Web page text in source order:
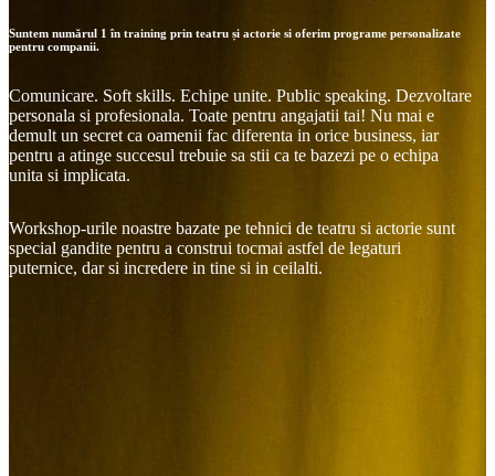
Suntem numărul 1 în training prin teatru și actorie si oferim programe personalizate
pentru companii.
Comunicare. Soft skills. Echipe unite. Public speaking. Dezvoltare
personala si profesionala. Toate pentru angajatii tai! Nu mai e
demult un secret ca oamenii fac diferenta in orice business, iar
pentru a atinge succesul trebuie sa stii ca te bazezi pe o echipa
unita si implicata.
Workshop-urile noastre bazate pe tehnici de teatru si actorie sunt
special gandite pentru a construi tocmai astfel de legaturi
puternice, dar si incredere in tine si in ceilalti.